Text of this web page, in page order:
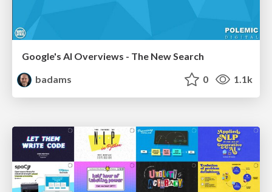
Google's AI Overviews - The New Search
badams
0 1.1k